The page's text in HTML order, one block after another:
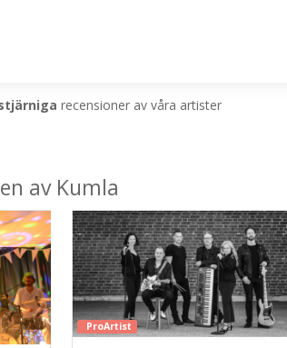
recensioner av våra artister
av Kumla
ProArtist